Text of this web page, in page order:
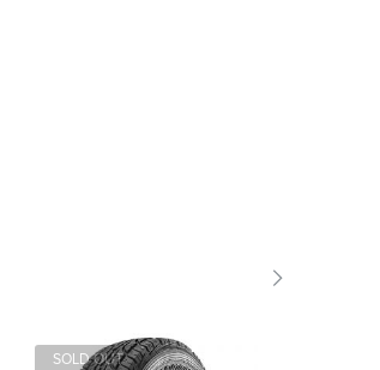
SOLD OUT